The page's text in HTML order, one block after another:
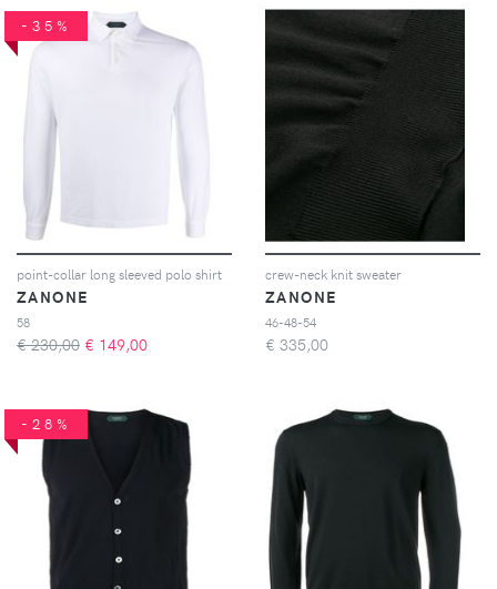
-35%
point-collar long sleeved polo shirt
ZANONE
58
€ 230,00 € 149,00
crew-neck knit sweater
ZANONE
46-48-54
€ 335,00
-28%